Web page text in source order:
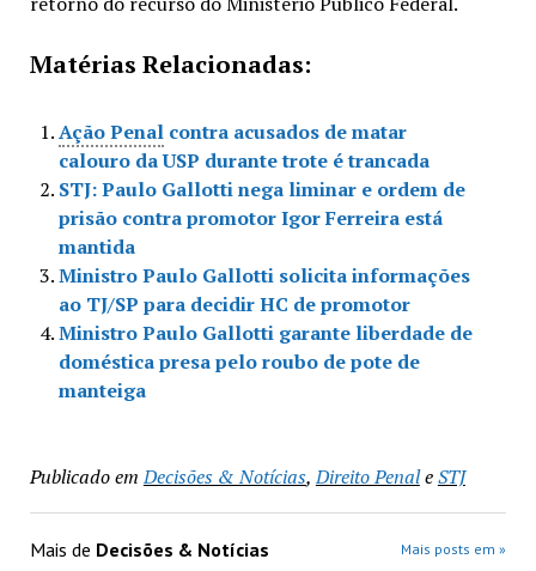
Matérias Relacionadas:
Ação Penalcontra acusados de matar
calouro da USP durante trote é trancada
STJ: Paulo Gallotti nega liminar e ordem de
prisão contra promotor Igor Ferreira está
mantida
Ministro Paulo Gallotti solicita informações
ao TJ/SP para decidir HC de promotor
Ministro Paulo Gallotti garante liberdade de
doméstica presa pelo roubo de pote de
manteiga
Publicado em Decisões & Notícias,Direito PenaleSTJ
Mais de Decisões & Notícias Mais posts em »